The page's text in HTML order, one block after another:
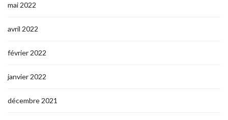
mai 2022
avril 2022
février 2022
janvier 2022
décembre 2021